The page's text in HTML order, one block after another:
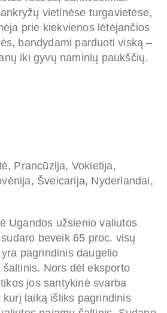
vietinėse turgavietėse,
prie kiekvienos lėtėjančios
bandydami parduoti viską –
iki gyvų naminių paukščių.
Prancūzija, Vokietija,
Šveicarija, Nyderlandai,
Ugandos užsienio valiutos
beveik 65 proc. visų
pagrindinis daugelio
Nors dėl eksporto
jos santykinė svarba
laiką išliks pagrindinis